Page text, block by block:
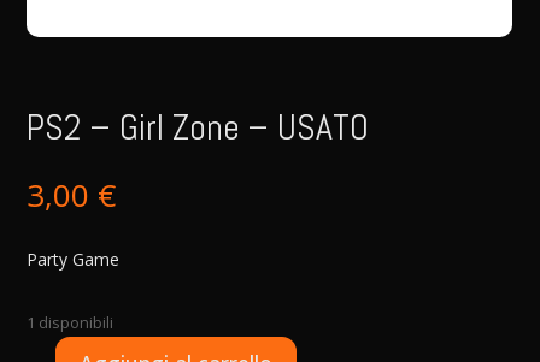
PS2 – Girl Zone – USATO
3,00 €
Party Game
1 disponibili